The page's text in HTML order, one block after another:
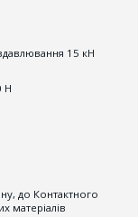
15 кН
Н
до Контактного
матеріалів